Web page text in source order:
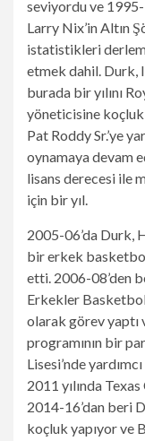
seviyordu ve
Larry Nix’in Altın
istatistikleri
etmek dahil. Durk,
burada bir yılını
yöneticisine koçluk
Pat Roddy Sr.’ye
oynamaya devam
lisans derecesi ile
için bir yıl.
2005-06’da Durk,
bir erkek basketbol
etti. 2006-08’den
Erkekler
olarak görev yaptı
programının bir
Lisesi’nde
2011 yılında
2014-16’dan beri
koçluk yapıyor ve